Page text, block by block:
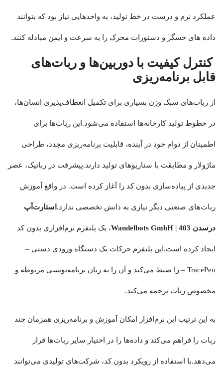
عملکرد نرم و درست در خط تولید، به واحدهایی نیاز بود که بتوانند
داده های حسگر و دستورات محرک را به سرعت و ایمن مبادله کنند.
کنترل کیفیت با دوربین‌ها و ربات‌های
قابل برنامه‌ریزی
از ربات‌های سبک وزن بسیاری برای تکمیل انعطاف‌پذیری انسان‌ها،
در خطوط تولید کارخانه‌ها استفاده می‌شود.این ربات‌ها برای
اطمینان از دوام خود در آینده، قابلیت برنامه‌ریزی مجدد، طراحی
ماژولار و مطابقت با سناریوهای تولید دارند.پیشرفت در رباتیک، عصر
جدیدی از پیاده‌سازی بدون کد را آغاز کرده است. در واقع آموزش
ربات‌های صنعتی دیگر نیازی به دانش تخصصی ندارد. استارت‌آپ
درسدن Wandelbots GmbH | 403 ، یک پلتفرم نرم‌افزاری بدون کد
ایجاد کرده است.این پلتفرم حرکات یک دستگاه ورودی دستی –
TracePen – را ضبط می‌کند و آن را به زبان برنامه‌نویسی مربوطه و
مخصوص ربات ترجمه می‌کند.
به این ترتیب این نرم‌افزار امکان آموزش و برنامه‌ریزی همزمان چند
ربات را فراهم می‌کند و داده‌ها را در اختیار سایر ربات‌ها قرار
می‌دهد.با استفاده از رویکرد بدون کد، شرکت‌های تولیدی می‌توانند